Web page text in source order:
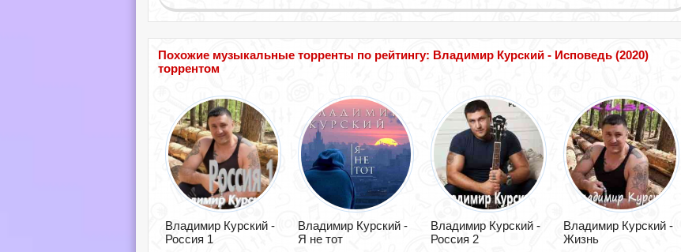
Похожие музыкальные торренты по рейтингу: Владимир Курский - Исповедь (2020)
торрентом
Владимир Курский -
Россия 1
Владимир Курский -
Я не тот
Владимир Курский -
Россия 2
Владимир Курский -
Жизнь